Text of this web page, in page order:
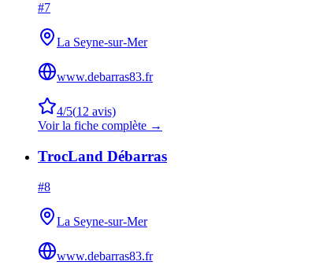
#7
La Seyne-sur-Mer
www.debarras83.fr
4/5(12 avis)
Voir la fiche complète →
TrocLand Débarras
#8
La Seyne-sur-Mer
www.debarras83.fr